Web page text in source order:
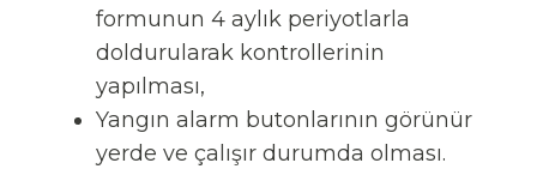
formunun 4 aylık periyotlarla
doldurularak kontrollerinin
yapılması,
Yangın alarm butonlarının görünür
yerde ve çalışır durumda olması.